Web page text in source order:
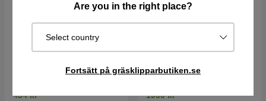
Are you in the right place?
Select country
Fortsätt på gräsklipparbutiken.se
454 kr
Transmission Kit 47 Cm
1950 kr